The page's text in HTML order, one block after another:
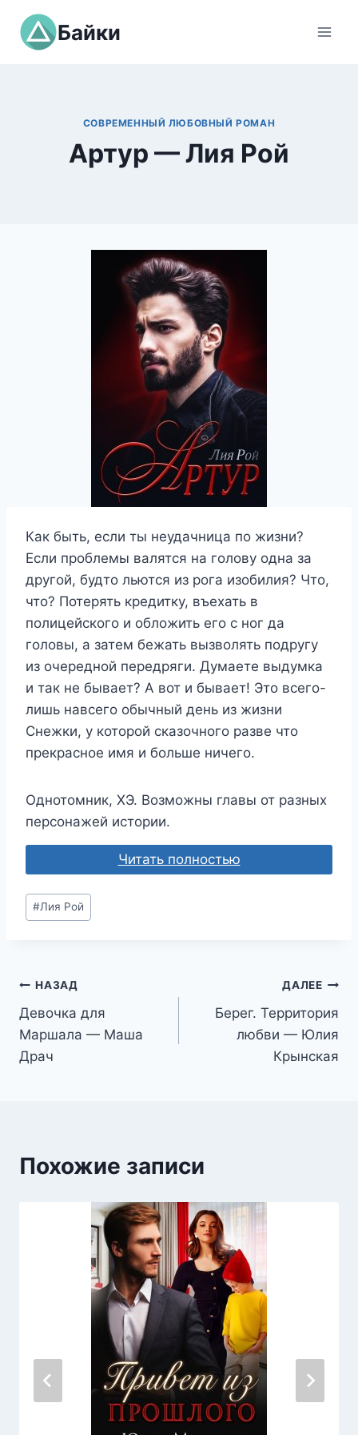
Перейти
содержимому
Байки
СОВРЕМЕННЫЙ ЛЮБОВНЫЙ РОМАН
Артур — Лия Рой
Как быть, если ты неудачница по жизни?
Если проблемы валятся на голову одна за
другой, будто льются из рога изобилия? Что,
что? Потерять кредитку, въехать в
полицейского и обложить его с ног да
головы, а затем бежать вызволять подругу
из очередной передряги. Думаете выдумка
и так не бывает? А вот и бывает! Это всего-
лишь навсего обычный день из жизни
Снежки, у которой сказочного разве что
прекрасное имя и больше ничего.
Однотомник, ХЭ. Возможны главы от разных
персонажей истории.
Читать полностью
Метки
записи:
#Лия Рой
Навигация
по
записям
НАЗАД
Девочка для
Маршала — Маша
Драч
ДАЛЕЕ
Берег. Территория
любви — Юлия
Крынская
Похожие записи